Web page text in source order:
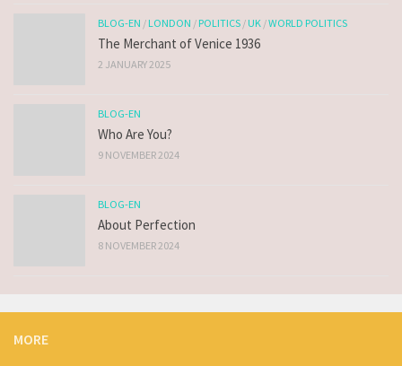
BLOG-EN /LONDON /POLITICS /UK /WORLD POLITICS
The Merchant of Venice 1936
2 JANUARY 2025
BLOG-EN
Who Are You?
9 NOVEMBER 2024
BLOG-EN
About Perfection
8 NOVEMBER 2024
MORE